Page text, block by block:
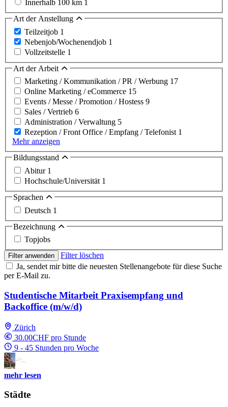
Innerhalb 100 km 1
Art der Anstellung
Teilzeitjob 1
Nebenjob/Wochenendjob 1
Vollzeitstelle 1
Art der Arbeit
Marketing / Kommunikation / PR / Werbung 17
Online Marketing / eCommerce 15
Events / Messe / Promotion / Hostess 9
Sales / Vertrieb 6
Administration / Verwaltung 5
Rezeption / Front Office / Empfang / Telefonist 1
Mehr anzeigen
Bildungsstand
Abitur 1
Hochschule/Universität 1
Sprachen
Deutsch 1
Bezeichnung
Topjobs
Filter anwenden
Filter löschen
Ja, sendet mir bitte die neuesten Stellenangebote für diese Suche
per E-Mail zu.
Studentische Mitarbeit Praxisempfang und
Backoffice (m/w/d)
Zürich
30.00CHF pro Stunde
9 - 45 Stunden pro Woche
mehr lesen
Städte